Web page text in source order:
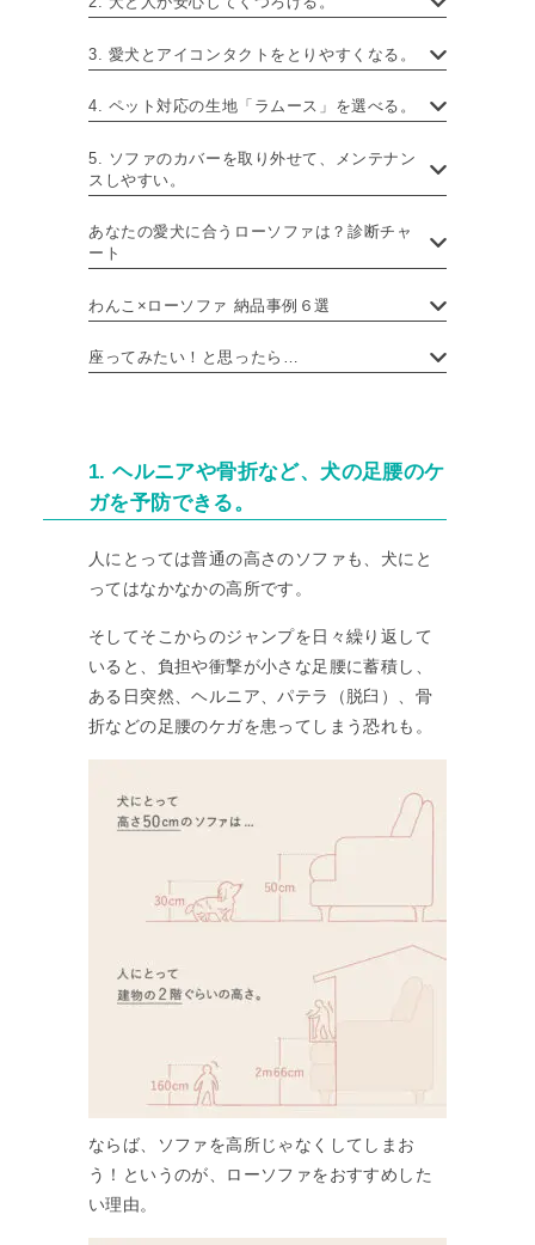
3. 愛犬とアイコンタクトをとりやすくなる。
4. ペット対応の生地「ラムース」を選べる。
5. ソファのカバーを取り外せて、メンテナン
スしやすい。
あなたの愛犬に合うローソファは？診断チャ
ート
わんこ×ローソファ 納品事例６選
座ってみたい！と思ったら…
1. ヘルニアや骨折など、犬の足腰のケ
ガを予防できる。
人にとっては普通の高さのソファも、犬にと
ってはなかなかの高所です。
そしてそこからのジャンプを日々繰り返して
いると、負担や衝撃が小さな足腰に蓄積し、
ある日突然、ヘルニア、パテラ（脱臼）、骨
折などの足腰のケガを患ってしまう恐れも。
ならば、ソファを高所じゃなくしてしまお
う！というのが、ローソファをおすすめした
い理由。